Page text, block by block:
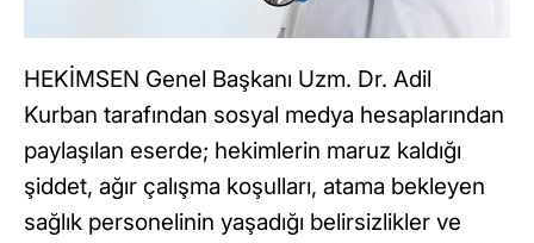
HEKİMSEN Genel Başkanı Uzm. Dr. Adil
Kurban tarafından sosyal medya hesaplarından
paylaşılan eserde; hekimlerin maruz kaldığı
şiddet, ağır çalışma koşulları, atama bekleyen
sağlık personelinin yaşadığı belirsizlikler ve